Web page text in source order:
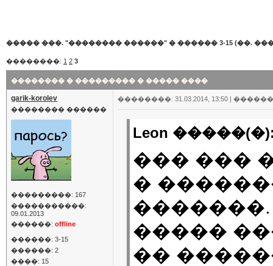
����� ���. "�������� ������" � ������ 3-15 (��.
��������: 1 2 3
�������� � ��������� � ����� ����
garik-korolev
�������� ������
���������: 167
�����������:
09.01.2013
������: offline
������: 3-15
������: 2
����: 15
��������: 31.03.2014, 13:50 |
Leon
��� ���
�
�����
��